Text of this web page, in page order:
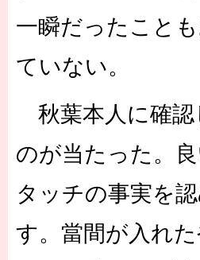
一瞬だったこと
ていない。
秋葉本人に確認
のが当たった。
タッチの事実を
す。當間が入れ